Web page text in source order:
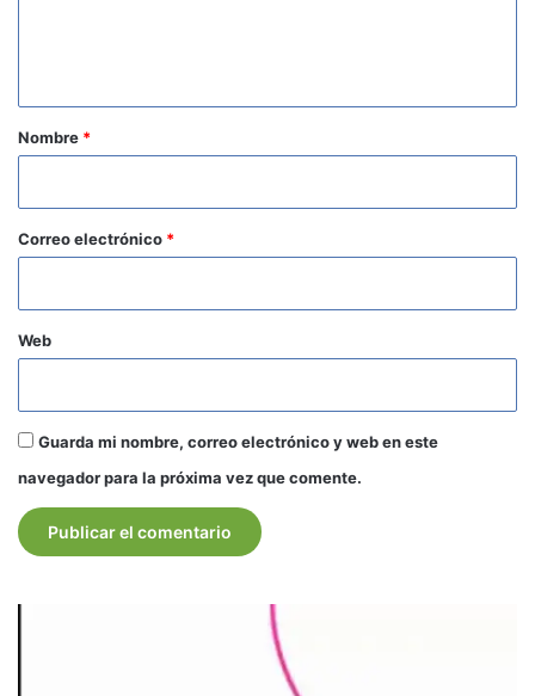
r
*
Nombre *
Correo electrónico *
Web
Guarda mi nombre, correo electrónico y web en este
navegador para la próxima vez que comente.